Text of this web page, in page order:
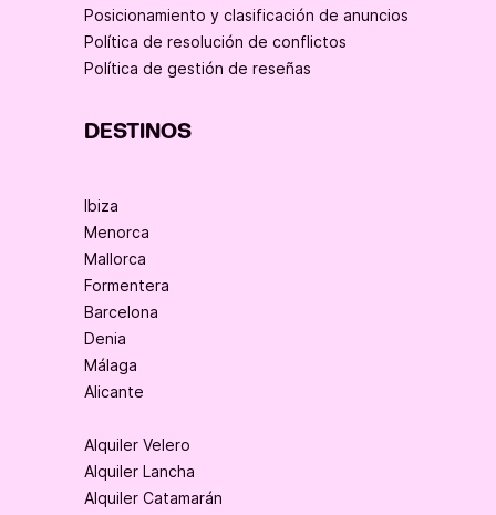
Posicionamiento y clasificación de anuncios
Política de resolución de conflictos
Política de gestión de reseñas
DESTINOS
Ibiza
Menorca
Mallorca
Formentera
Barcelona
Denia
Málaga
Alicante
Alquiler Velero
Alquiler Lancha
Alquiler Catamarán